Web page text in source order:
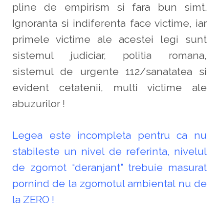
pline de empirism si fara bun simt.
Ignoranta si indiferenta face victime, iar
primele victime ale acestei legi sunt
sistemul judiciar, politia romana,
sistemul de urgente 112/sanatatea si
evident cetatenii, multi victime ale
abuzurilor !
Legea este incompleta pentru ca nu
stabileste un nivel de referinta, nivelul
de zgomot “deranjant” trebuie masurat
pornind de la zgomotul ambiental nu de
la ZERO !